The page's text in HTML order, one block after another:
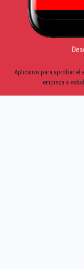
Aplicativo para aprobar el
empieza a